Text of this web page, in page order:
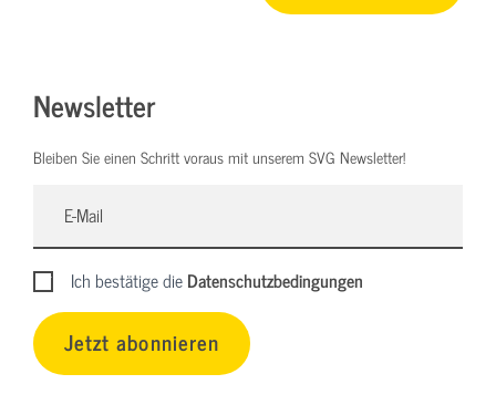
Newsletter
Bleiben Sie einen Schritt voraus mit unserem SVG Newsletter!
Ich bestätige dieDatenschutzbedingungen
Jetzt abonnieren